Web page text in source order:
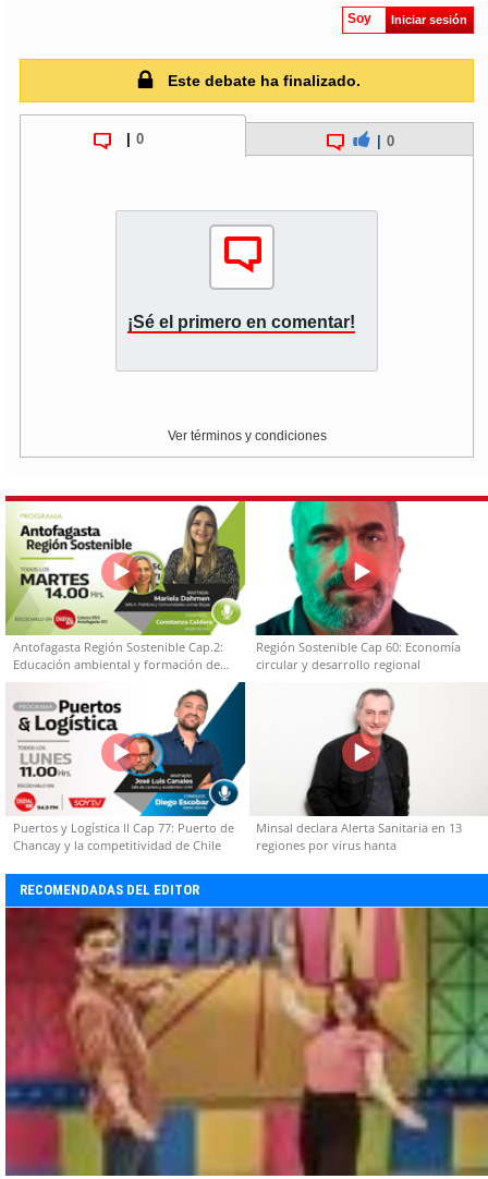
Soy Iniciar sesión
Este debate ha finalizado.
0 0
¡Sé el primero en comentar!
Ver términos y condiciones
Antofagasta Región Sostenible Cap.2:
Educación ambiental y formación de
capacidades técnicas
Región Sostenible Cap 60: Economía
circular y desarrollo regional
Puertos y Logística II Cap 77: Puerto de
Chancay y la competitividad de Chile
Minsal declara Alerta Sanitaria en 13
regiones por virus hanta
RECOMENDADAS DEL EDITOR